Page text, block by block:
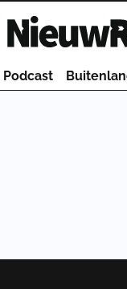
Homepage van
Podcast